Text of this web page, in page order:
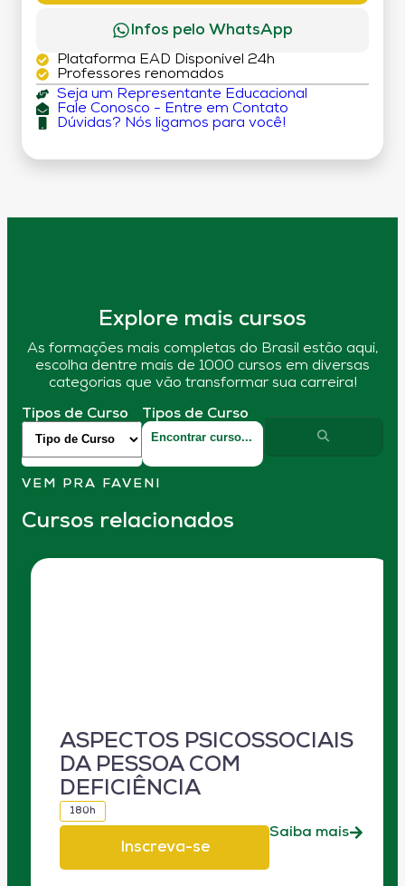
Infos pelo WhatsApp
Plataforma EAD Disponível 24h
Professores renomados
Seja um Representante Educacional
Fale Conosco - Entre em Contato
Dúvidas? Nós ligamos para você!
Explore mais cursos
As formações mais completas do Brasil estão aqui,
escolha dentre mais de 1000 cursos em diversas
categorias que vão transformar sua carreira!
Tipos de Curso Tipos de Curso
VEM PRA FAVENI
Cursos relacionados
ASPECTOS PSICOSSOCIAIS
DA PESSOA COM
DEFICIÊNCIA
180h
Inscreva-se
Saiba mais